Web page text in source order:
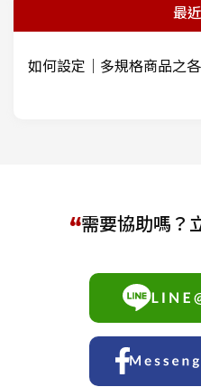
最
如何設定｜多規格商品之
需要協助嗎？